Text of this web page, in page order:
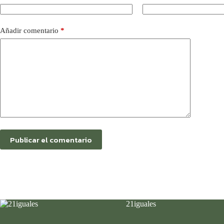
Añadir comentario *
Publicar el comentario
21iguales